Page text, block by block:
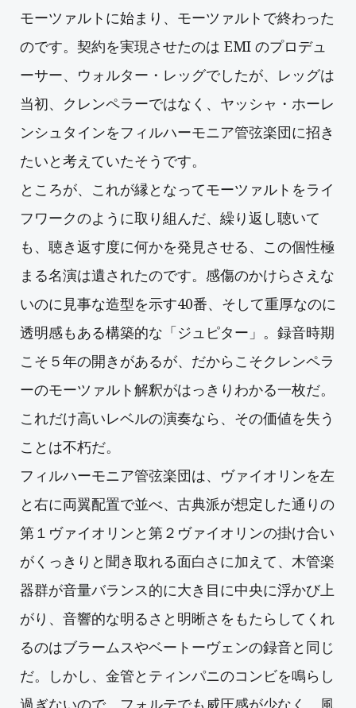
モーツァルトに始まり、モーツァルトで終わった
のです。契約を実現させたのは EMI のプロデュ
ーサー、ウォルター・レッグでしたが、レッグは
当初、クレンペラーではなく、ヤッシャ・ホーレ
ンシュタインをフィルハーモニア管弦楽団に招き
たいと考えていたそうです。
ところが、これが縁となってモーツァルトをライ
フワークのように取り組んだ、繰り返し聴いて
も、聴き返す度に何かを発見させる、この個性極
まる名演は遺されたのです。感傷のかけらさえな
いのに見事な造型を示す40番、そして重厚なのに
透明感もある構築的な「ジュピター」。録音時期
こそ５年の開きがあるが、だからこそクレンペラ
ーのモーツァルト解釈がはっきりわかる一枚だ。
これだけ高いレベルの演奏なら、その価値を失う
ことは不朽だ。
フィルハーモニア管弦楽団は、ヴァイオリンを左
と右に両翼配置で並べ、古典派が想定した通りの
第１ヴァイオリンと第２ヴァイオリンの掛け合い
がくっきりと聞き取れる面白さに加えて、木管楽
器群が音量バランス的に大き目に中央に浮かび上
がり、音響的な明るさと明晰さをもたらしてくれ
るのはブラームスやベートーヴェンの録音と同じ
だ。しかし、金管とティンパニのコンビを鳴らし